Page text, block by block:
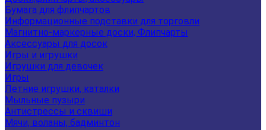
Бумага для флипчартов
Информационные подставки для торговли
Магнитно-маркерные доски, Флипчарты
Аксессуары для досок
Игры и игрушки
Игрушки для девочек
Игры
Летние игрушки, каталки
Мыльные пузыри
Антистрессы и сквиши
Мячи, воланы, бадминтон